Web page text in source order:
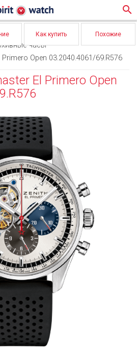
search
Как купить Похожие
часы
Open 03.2040.4061/69.R576
El Primero Open